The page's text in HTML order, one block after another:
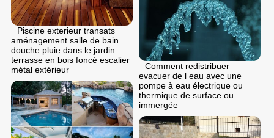
Piscine exterieur transats
aménagement salle de bain
douche pluie dans le jardin
terrasse en bois foncé escalier
métal extérieur
Comment redistribuer
evacuer de l eau avec une
pompe à eau électrique ou
thermique de surface ou
immergée